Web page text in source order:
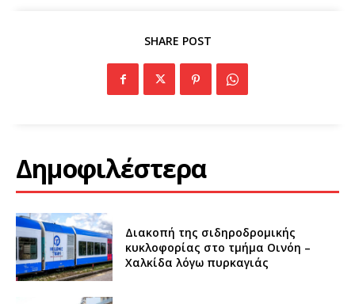
SHARE POST
Δημοφιλέστερα
Διακοπή της σιδηροδρομικής
κυκλοφορίας στο τμήμα Οινόη –
Χαλκίδα λόγω πυρκαγιάς